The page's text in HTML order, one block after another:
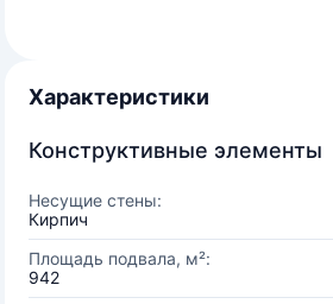
Характеристики
Конструктивные элементы
Несущие стены:
Кирпич
Площадь подвала, м²:
942